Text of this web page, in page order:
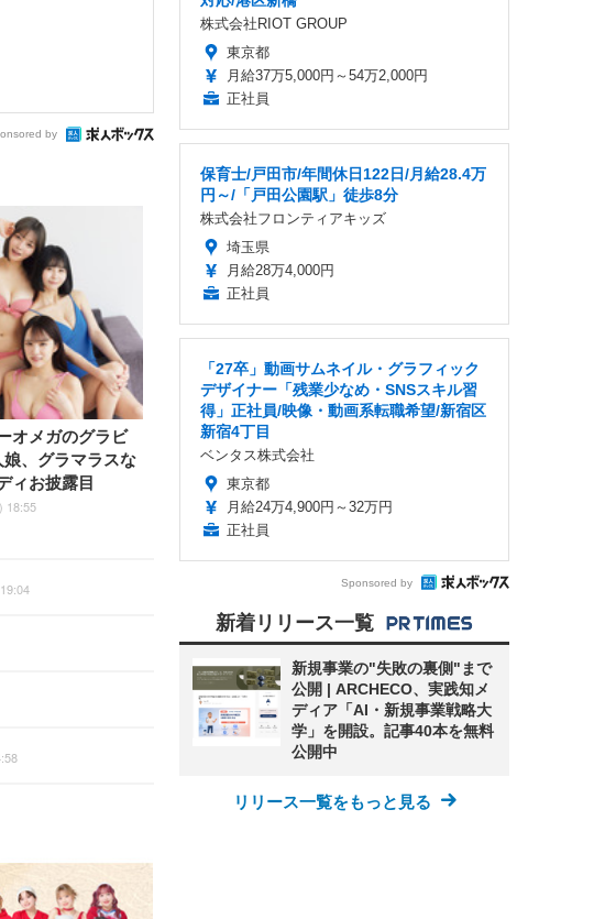
by
オメガのグラビ
娘、グラマラスな
ィお披露目
18:55
株式会社RIOT GROUP
東京都
月給37万5,000円～54万2,000円
正社員
保育士/戸田市/年間休日122日/月給28.4万
円～/「戸田公園駅」徒歩8分
株式会社フロンティアキッズ
埼玉県
月給28万4,000円
正社員
「27卒」動画サムネイル・グラフィック
デザイナー「残業少なめ・SNSスキル習
得」正社員/映像・動画系転職希望/新宿区
新宿4丁目
ベンタス株式会社
東京都
月給24万4,900円～32万円
正社員
Sponsored by
新着リリース一覧
新規事業の"失敗の裏側"まで
公開 | ARCHECO、実践知メ
ディア「AI・新規事業戦略大
学」を開設。記事40本を無料
公開中
リリース一覧をもっと見る